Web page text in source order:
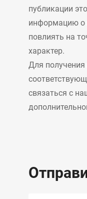
публикации
информацию о
повлиять на
характер.
Для
связаться с